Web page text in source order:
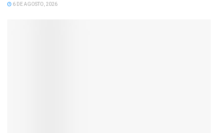
6 DE AGOSTO, 2026